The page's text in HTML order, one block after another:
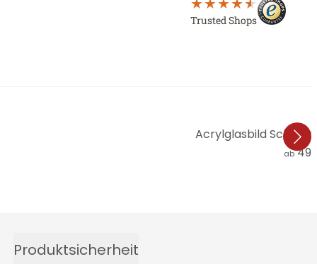
Trusted Shops
Acrylglasbild
ab
Produktsicherheit